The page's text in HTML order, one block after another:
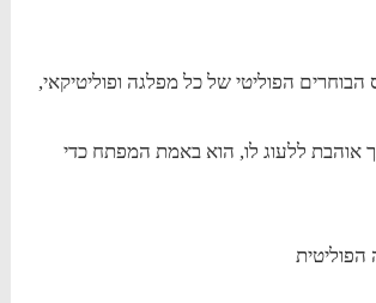
הבוחרים הפוליטי של כל מפלגה ופוליטיקאי,
אוהבת ללעוג לו, הוא באמת המפתח כדי
הפוליטית